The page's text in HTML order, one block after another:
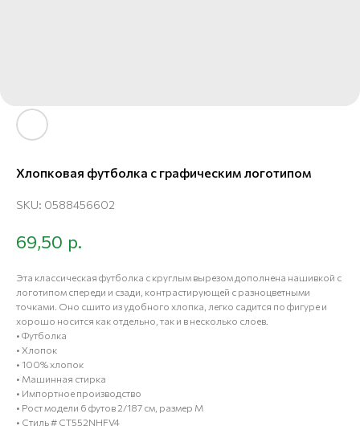
Хлопковая футболка с графическим логотипом
SKU: 0588456602
69,50 р.
Эта классическая футболка с круглым вырезом дополнена нашивкой с
логотипом спереди и сзади, контрастирующей с разноцветными
точками. Оно сшито из удобного хлопка, легко садится по фигуре и
хорошо носится как отдельно, так и в несколько слоев.
• Футболка
• Хлопок
• 100% хлопок
• Машинная стирка
• Импортное производство
• Рост модели 6 футов 2/187 см, размер M
• Стиль # CT552NHFV4